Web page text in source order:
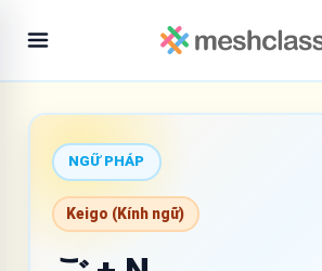
NGỮ PHÁP
Keigo (Kính ngữ)